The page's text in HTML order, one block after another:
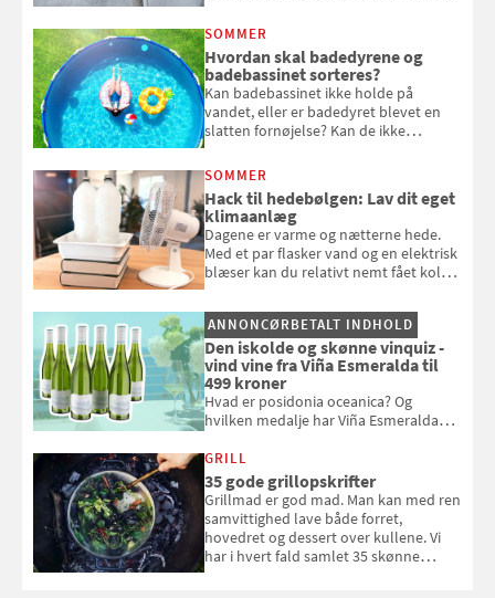
at bede naboen om at vande eller
komme hjem til døde planter
SOMMER
Hvordan skal badedyrene og
badebassinet sorteres?
Kan badebassinet ikke holde på
vandet, eller er badedyret blevet en
slatten fornøjelse? Kan de ikke
opmærksom, når du smider
badebassinet eller et badedyr ud
SOMMER
Hack til hedebølgen: Lav dit eget
klimaanlæg
Dagene er varme og nætterne hede.
Med et par flasker vand og en elektrisk
blæser kan du relativt nemt fået koldt
og se, hvordan du gør
ANNONCØRBETALT INDHOLD
Den iskolde og skønne vinquiz -
vind vine fra Viña Esmeralda til
499 kroner
Hvad er posidonia oceanica? Og
hvilken medalje har Viña Esmeralda
med i Samvirkes skønne vinquiz, hvor
du kan vinde 6 flasker vin fra Viña
Esmeralda. Konkurrencen slutter 1.
september 2026.
GRILL
35 gode grillopskrifter
Grillmad er god mad. Man kan med ren
samvittighed lave både forret,
hovedret og dessert over kullene. Vi
har i hvert fald samlet 35 skønne